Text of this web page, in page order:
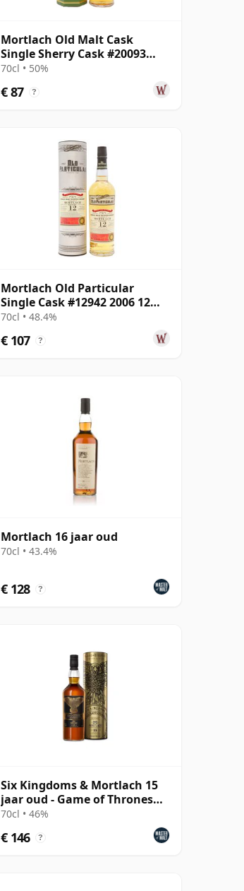
Mortlach Old Malt Cask
Single Sherry Cask #20093
2008 14 jaar oud
70cl • 50%
€ 87 ?
Mortlach Old Particular
Single Cask #12942 2006 12
jaar oud
70cl • 48.4%
€ 107 ?
Mortlach 16 jaar oud
70cl • 43.4%
€ 128 ?
Six Kingdoms & Mortlach 15
jaar oud - Game of Thrones
Single Malts Col
70cl • 46%
€ 146 ?